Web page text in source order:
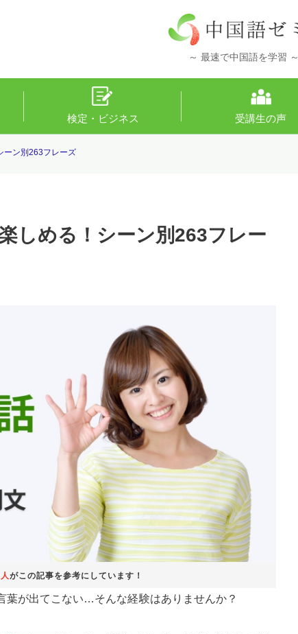
～ 最速で中国語を学習 ～
検定・ビジネス 受講生の声
ーン別263フレーズ
しめる！シーン別263フレー
人がこの記事を参考にしています！
葉が出てこない…そんな経験はありませんか？